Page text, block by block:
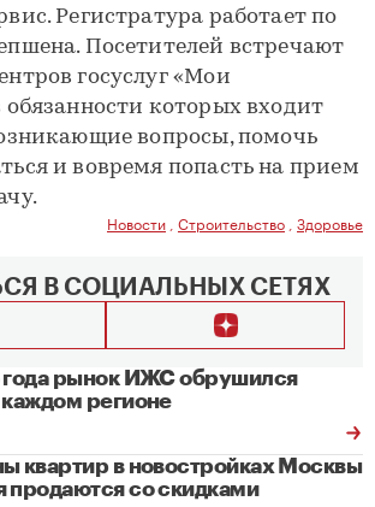
Регистратура работает по
Посетителей встречают
госуслуг «Мои
которых входит
вопросы, помочь
и вовремя попасть на прием
Новости Строительство Здоровье
В СОЦИАЛЬНЫХ СЕТЯХ
года рынок ИЖС обрушился
каждом регионе
квартир в новостройках Москвы
продаются со скидками